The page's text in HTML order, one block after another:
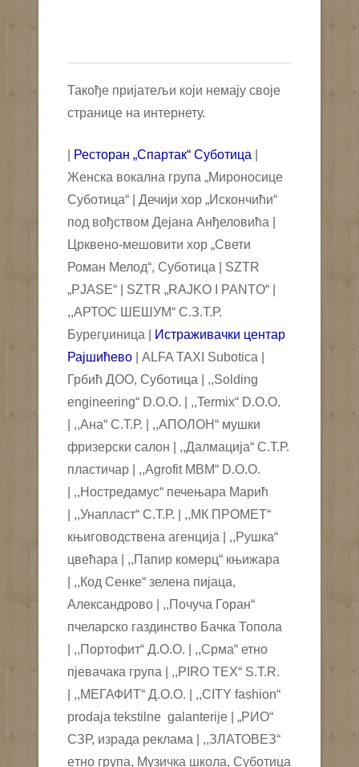
Такође пријатељи који немају своје
странице на интернету.
Ресторан „Спартак“ Суботица
Женска вокална група „Мироносице
Суботица“ | Дечији хор „Искончићи“
под вођством Дејана Анђеловића |
Црквено-мешовити хор „Свети
Роман Мелод“, Суботица | SZTR
„PJASE“ | SZTR „RAJKO I PANTO“ |
,,АРТОС ШЕШУМ“ С.З.Т.Р.
Бурегџиница |
Истраживачки центар
Рајшићево | ALFA TAXI Subotica |
Грбић ДОО, Суботица | ,,Solding
engineering“ D.O.O. | ,,Termix“ D.O.O.
| ,,Ана“ С.Т.Р. | ,,АПОЛОН“ мушки
фризерски салон | ,,Далмација“ С.Т.Р.
пластичар | ,,Agrofit MBM“ D.O.O.
| ,,Ностредамус“ печењара Марић
| ,,Унапласт“ С.Т.Р. | ,,МК ПРОМЕТ“
књиговодствена агенција | ,,Рушка“
цвећара | ,,Папир комерц“ књижара
| ,,Код Сенке“ зелена пијаца,
Александрово | ,,Почуча Горан“
пчеларско газдинство Бачка Топола
| ,,Портофит“ Д.О.О. | ,,Срма“ етно
пјевачака група | ,,PIRO TEX“ S.T.R.
| ,,МЕГАФИТ“ Д.О.О. | ,,CITY fashion“
prodaja tekstilne galanterije | „РИО“
СЗР, израда реклама | ,,ЗЛАТОВЕЗ“
eтно група, Музичка школа, Суботица